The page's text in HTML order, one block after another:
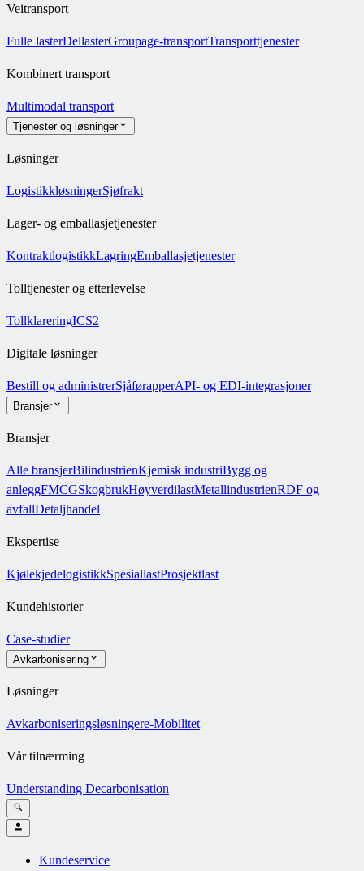
Veitransport
Fulle lasterDellasterGroupage-transportTransporttjenester
Kombinert transport
Multimodal transport
Tjenester og løsninger
Løsninger
LogistikkløsningerSjøfrakt
Lager- og emballasjetjenester
KontraktlogistikkLagringEmballasjetjenester
Tolltjenester og etterlevelse
TollklareringICS2
Digitale løsninger
Bestill og administrerSjåførapperAPI- og EDI-integrasjoner
Bransjer
Bransjer
Alle bransjerBilindustrienKjemisk industriBygg og
anleggFMCGSkogbrukHøyverdilastMetallindustrienRDF og
avfallDetaljhandel
Ekspertise
KjølekjedelogistikkSpesiallastProsjektlast
Kundehistorier
Case-studier
Avkarbonisering
Løsninger
Avkarboniseringsløsningere-Mobilitet
Vår tilnærming
Understanding Decarbonisation
Kundeservice